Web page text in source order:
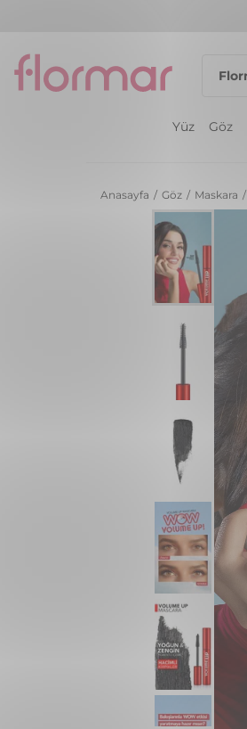
Yüz Göz
Anasayfa / Göz / Maskara /